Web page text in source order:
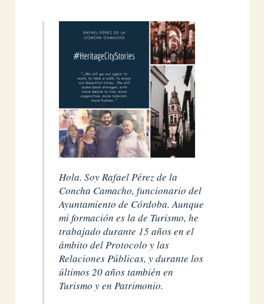
Hola. Soy Rafael Pérez de la
Concha Camacho, funcionario del
Ayuntamiento de Córdoba. Aunque
mi formación es la de Turismo, he
trabajado durante 15 años en el
ámbito del Protocolo y las
Relaciones Públicas, y durante los
últimos 20 años también en
Turismo y en Patrimonio.